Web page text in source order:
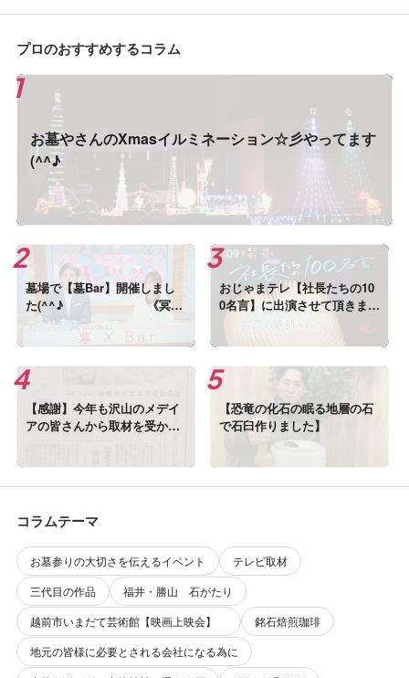
プロのおすすめするコラム
お墓やさんのXmasイルミネーション☆彡やってます
(^^♪
墓場で【墓Bar】開催しまし
た(^^♪ 《冥界
と現世のあいだにあるバー》
おじゃまテレ【社長たちの10
0名言】に出演させて頂きまし
【感謝】今年も沢山のメデイ
アの皆さんから取材を受かま
【恐竜の化石の眠る地層の石
で石臼作りました】
コラムテーマ
お墓参りの大切さを伝えるイベント
テレビ取材
三代目の作品
福井・勝山 石がたり
越前市いまだて芸術館【映画上映会】
銘石焙煎珈琲
地元の皆様に必要とされる会社になる為に